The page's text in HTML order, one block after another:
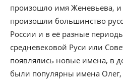
произошло имя Женевьева, и
произошли большинство
России и в её разные
средневековой Руси или
появлялись новые имена, в
были популярны имена Олег,